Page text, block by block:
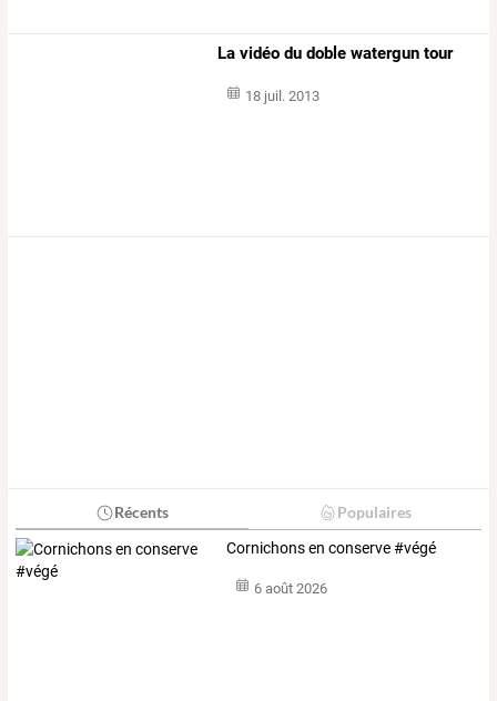
La vidéo du doble watergun tour
18 juil. 2013
Récents Populaires
Cornichons en conserve #végé
6 août 2026